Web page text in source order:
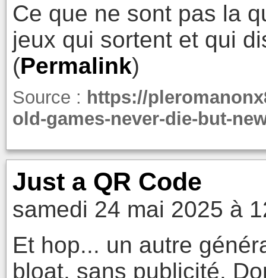
Ce que ne sont pas la
jeux qui sortent et qui
(Permalink)
Source : https://
old-games-never-die-but-
Just a QR Code
samedi 24 mai 2025 à
Et hop... un autre
bloat, sans publicité.